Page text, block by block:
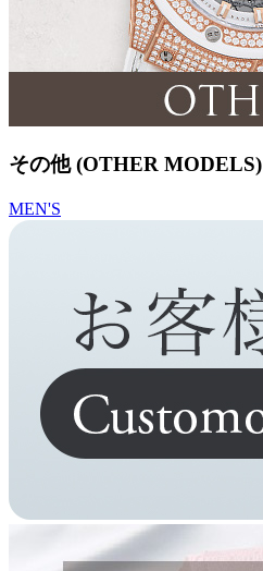
その他 (OTHER MODELS)
MEN'S